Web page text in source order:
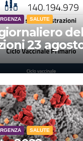
SALUTE
23
SALUTE